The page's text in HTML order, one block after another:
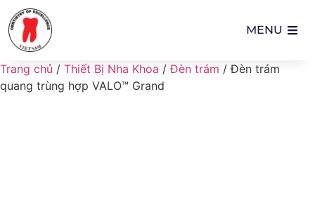
MENU
Trang chủ / Thiết Bị Nha Khoa /Đèn trám / Đèn trám
quang trùng hợp VALO™ Grand